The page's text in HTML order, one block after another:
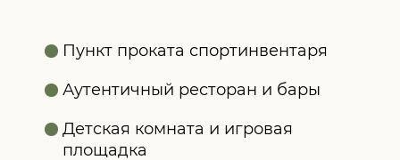
Пункт проката спортинвентаря
Аутентичный ресторан и бары
Детская комната и игровая
площадка